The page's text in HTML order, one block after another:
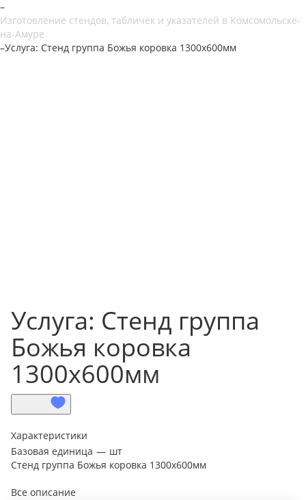
–
Изготовление стендов, табличек и указателей в Комсомольске-
на-Амуре
–Услуга: Стенд группа Божья коровка 1300х600мм
Услуга: Стенд группа
Божья коровка
1300х600мм
Характеристики
Базовая единица — шт
Стенд группа Божья коровка 1300х600мм
Все описание